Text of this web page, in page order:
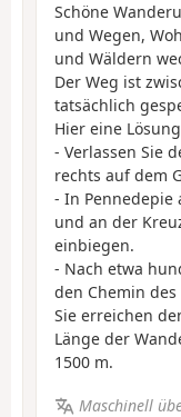
Schöne
und Wegen,
und Wäldern
Der Weg ist
tatsächlich
Hier eine
- Verlassen Sie
rechts auf dem
- In Pennedepie
und an der
einbiegen.
- Nach etwa
den Chemin
Sie erreichen
Länge der
1500 m.
Maschinell